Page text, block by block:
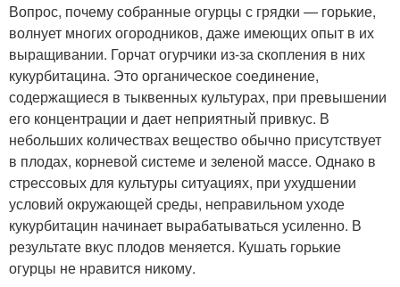
Вопрос, почему собранные огурцы с грядки — горькие,
волнует многих огородников, даже имеющих опыт в их
выращивании. Горчат огурчики из-за скопления в них
кукурбитацина. Это органическое соединение,
содержащиеся в тыквенных культурах, при превышении
его концентрации и дает неприятный привкус. В
небольших количествах вещество обычно присутствует
в плодах, корневой системе и зеленой массе. Однако в
стрессовых для культуры ситуациях, при ухудшении
условий окружающей среды, неправильном уходе
кукурбитацин начинает вырабатываться усиленно. В
результате вкус плодов меняется. Кушать горькие
огурцы не нравится никому.